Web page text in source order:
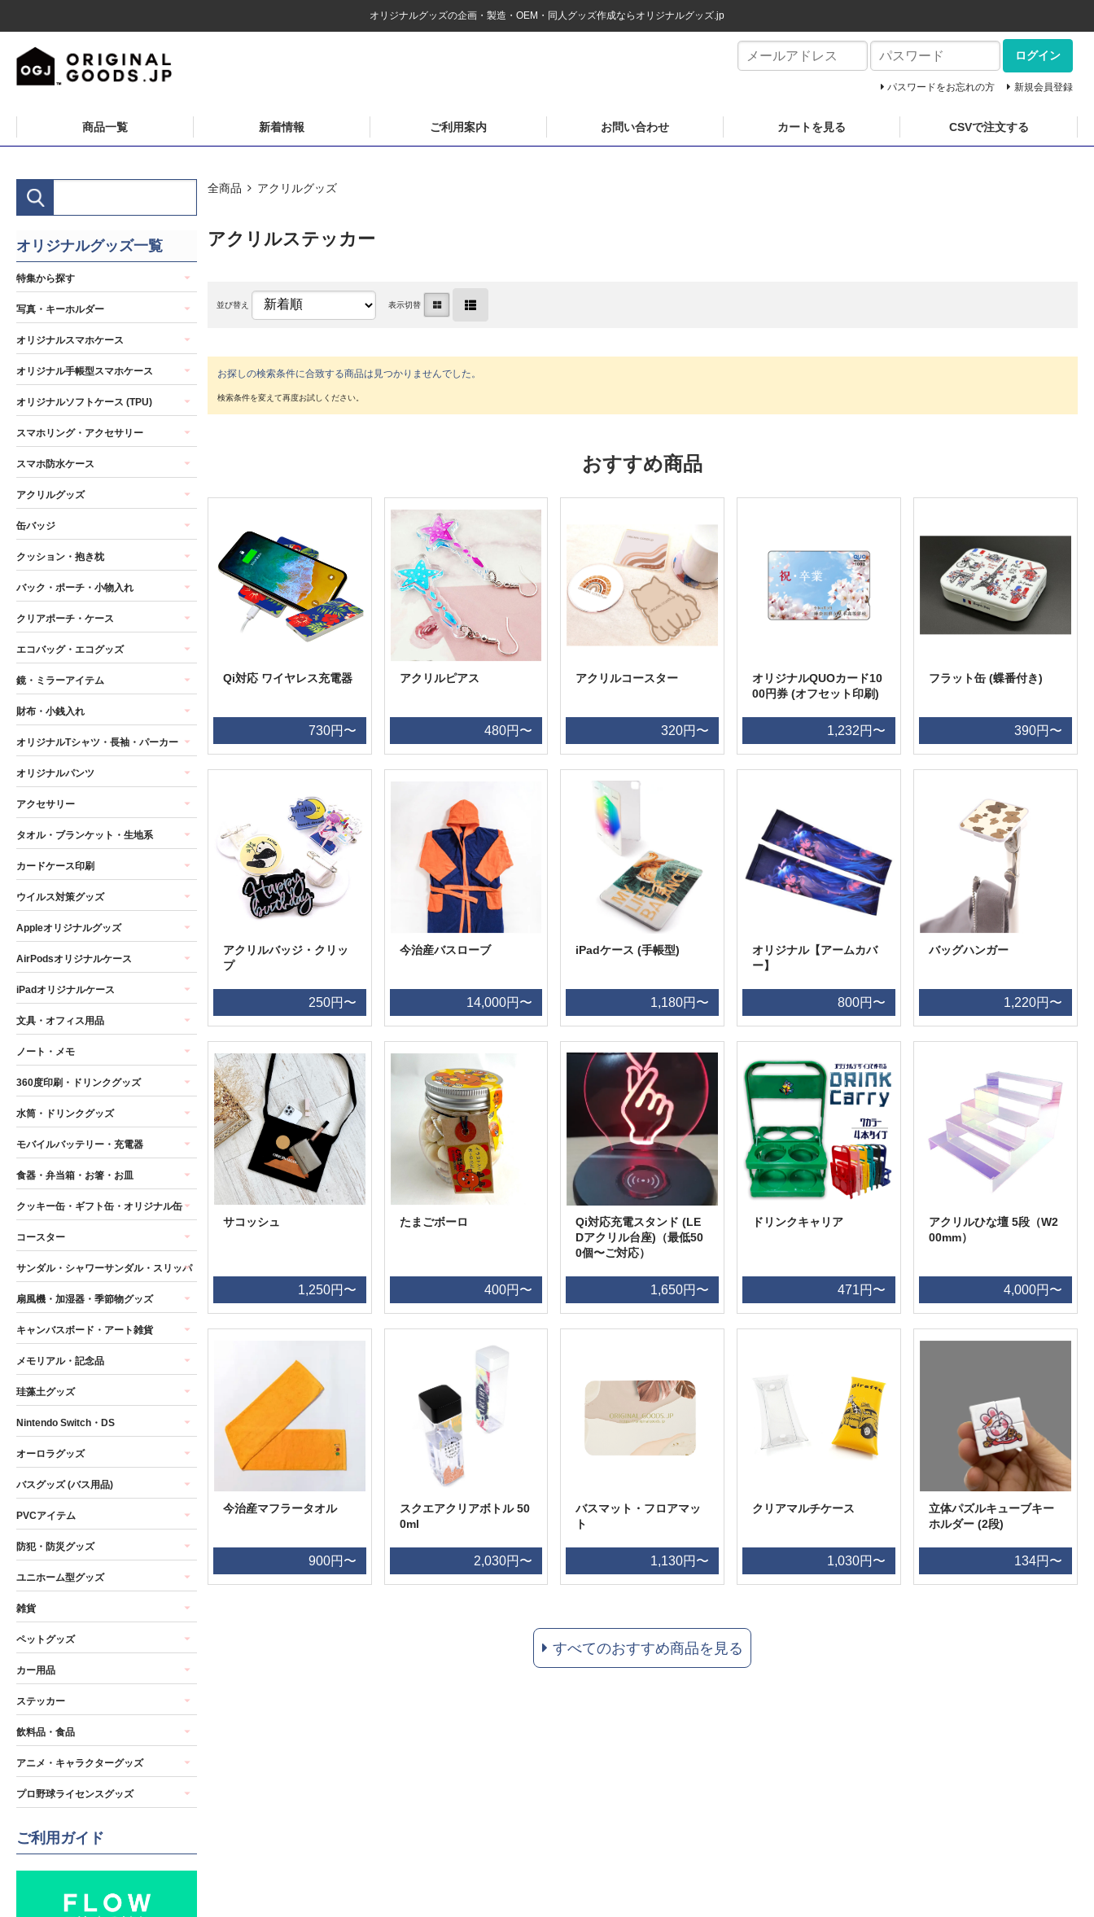
オリジナルグッズの企画・製造・OEM・同人グッズ作成ならオリジナルグッズ.jp
ログイン
パスワードをお忘れの方 新規会員登録
商品一覧 新着情報 ご利用案内 お問い合わせ カートを見る CSVで注文する
全商品 アクリルグッズ
アクリルステッカー
並び替え 表示切替
お探しの検索条件に合致する商品は見つかりませんでした。
おすすめ商品
Qi対応 ワイヤレス充電器
730円〜
アクリルピアス
480円〜
アクリルコースター
320円〜
オリジナルQUOカード10
00円券 (オフセット印刷)
1,232円〜
フラット缶 (蝶番付き)
390円〜
アクリルバッジ・クリッ
プ
250円〜
今治産バスローブ
14,000円〜
iPadケース (手帳型)
1,180円〜
オリジナル【アームカバ
ー】
800円〜
バッグハンガー
1,220円〜
サコッシュ
1,250円〜
たまごボーロ
400円〜
Qi対応充電スタンド (LE
Dアクリル台座)（最低50
0個〜ご対応）
1,650円〜
ドリンクキャリア
471円〜
アクリルひな壇 5段（W2
00mm）
4,000円〜
今治産マフラータオル
900円〜
スクエアクリアボトル 50
0ml
2,030円〜
バスマット・フロアマッ
ト
1,130円〜
クリアマルチケース
1,030円〜
立体パズルキューブキー
ホルダー (2段)
134円〜
すべてのおすすめ商品を見る
オリジナルグッズ一覧
特集から探す
写真・キーホルダー
オリジナルスマホケース
オリジナル手帳型スマホケース
オリジナルソフトケース (TPU)
スマホリング・アクセサリー
スマホ防水ケース
アクリルグッズ
缶バッジ
クッション・抱き枕
バック・ポーチ・小物入れ
クリアポーチ・ケース
エコバッグ・エコグッズ
鏡・ミラーアイテム
財布・小銭入れ
オリジナルTシャツ・長袖・パーカー
オリジナルパンツ
アクセサリー
タオル・ブランケット・生地系
カードケース印刷
ウイルス対策グッズ
Appleオリジナルグッズ
AirPodsオリジナルケース
iPadオリジナルケース
文具・オフィス用品
ノート・メモ
360度印刷・ドリンクグッズ
水筒・ドリンクグッズ
モバイルバッテリー・充電器
食器・弁当箱・お箸・お皿
クッキー缶・ギフト缶・オリジナル缶
コースター
サンダル・シャワーサンダル・スリッパ
扇風機・加湿器・季節物グッズ
キャンバスボード・アート雑貨
メモリアル・記念品
珪藻土グッズ
Nintendo Switch・DS
オーロラグッズ
バスグッズ (バス用品)
PVCアイテム
防犯・防災グッズ
ユニホーム型グッズ
雑貨
ペットグッズ
カー用品
ステッカー
飲料品・食品
アニメ・キャラクターグッズ
プロ野球ライセンスグッズ
ご利用ガイド